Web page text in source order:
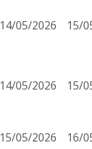
14/05/2026 15/
14/05/2026 15/
15/05/2026 16/